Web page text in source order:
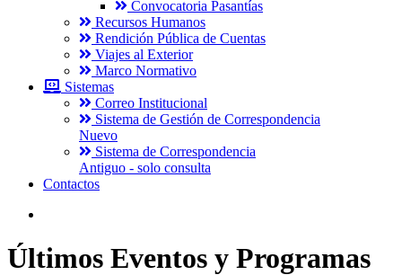
Convocatoria Pasantías
Recursos Humanos
Rendición Pública de Cuentas
Viajes al Exterior
Marco Normativo
Sistemas
Correo Institucional
Sistema de Gestión de Correspondencia
Nuevo
Sistema de Correspondencia
Antiguo - solo consulta
Contactos
Últimos Eventos y Programas